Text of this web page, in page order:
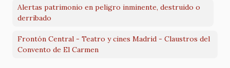
Alertas patrimonio en peligro inminente, destruido o
derribado
Frontón Central - Teatro y cines Madrid - Claustros del
Convento de El Carmen